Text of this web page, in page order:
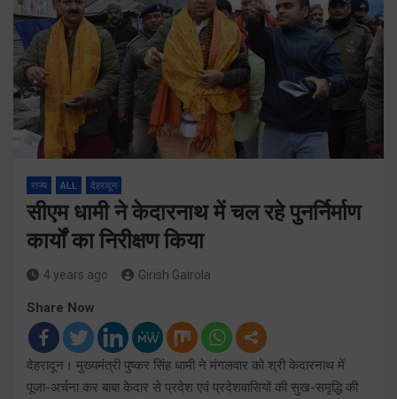
राज्य ALL देहरादून
सीएम धामी ने केदारनाथ में चल रहे पुनर्निर्माण
कार्यों का निरीक्षण किया
4 years ago Girish Gairola
Share Now
देहरादून। मुख्यमंत्री पुष्कर सिंह धामी ने मंगलवार को श्री केदारनाथ में
पूजा-अर्चना कर बाबा केदार से प्रदेश एवं प्रदेशवासियों की सुख-समृद्धि की